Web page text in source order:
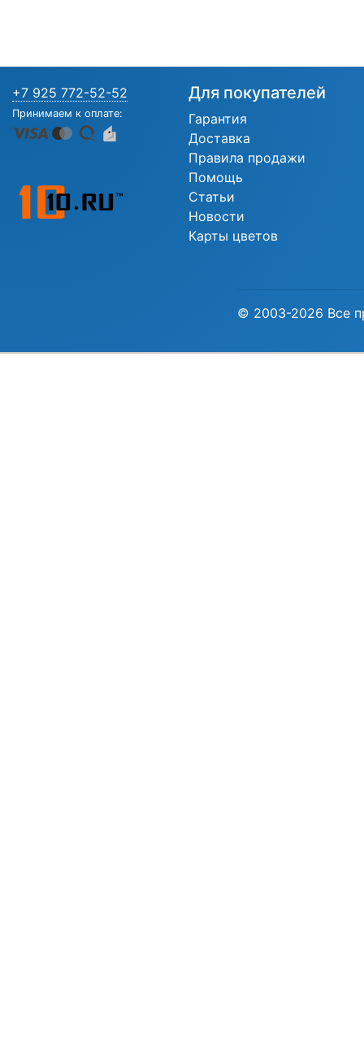
+7 925 772-52-52
Принимаем к оплате:
Для покупателей
Гарантия
Доставка
Правила продажи
Помощь
Статьи
Новости
Карты цветов
© 2003-2026 Все